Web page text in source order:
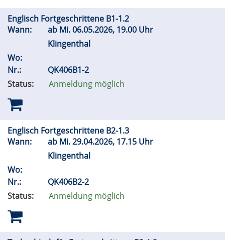
Englisch Fortgeschrittene B1-1.2
Wann:
ab Mi.06.05.2026, 19.00 Uhr
Klingenthal
Wo:
Nr.:
QK406B1-2
Status:
Anmeldung möglich
Englisch Fortgeschrittene B2-1.3
Wann:
ab Mi.29.04.2026, 17.15 Uhr
Klingenthal
Wo:
Nr.:
QK406B2-2
Status:
Anmeldung möglich